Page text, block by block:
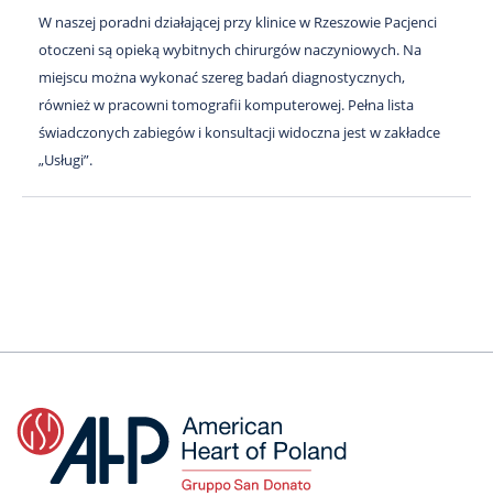
W naszej poradni działającej przy klinice w Rzeszowie Pacjenci
otoczeni są opieką wybitnych chirurgów naczyniowych. Na
miejscu można wykonać szereg badań diagnostycznych,
również w pracowni tomografii komputerowej. Pełna lista
świadczonych zabiegów i konsultacji widoczna jest w zakładce
„Usługi”.